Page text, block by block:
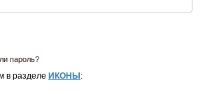
пароль?
в разделе ИКОНЫ :